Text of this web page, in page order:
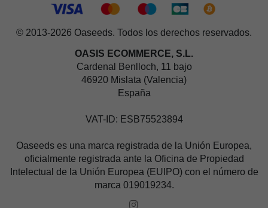
© 2013-2026 Oaseeds. Todos los derechos reservados.
OASIS ECOMMERCE, S.L.
Cardenal Benlloch, 11 bajo
46920 Mislata (Valencia)
España
VAT-ID: ESB75523894
Oaseeds es una marca registrada de la Unión Europea,
oficialmente registrada ante la Oficina de Propiedad
Intelectual de la Unión Europea (EUIPO) con el número de
marca 019019234.